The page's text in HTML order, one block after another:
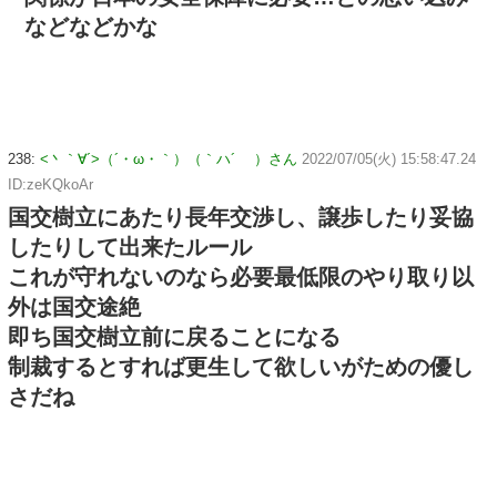
などなどかな
238: <丶｀∀´>（´・ω・｀）（｀ハ´ ）さん 2022/07/05(火) 15:58:47.24
ID:zeKQkoAr
国交樹立にあたり長年交渉し、譲歩したり妥協
したりして出来たルール
これが守れないのなら必要最低限のやり取り以
外は国交途絶
即ち国交樹立前に戻ることになる
制裁するとすれば更生して欲しいがための優し
さだね